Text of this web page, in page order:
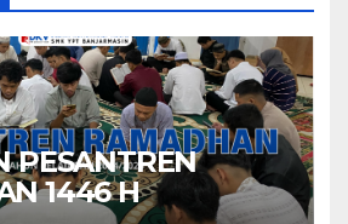
PESANTREN
1446 H